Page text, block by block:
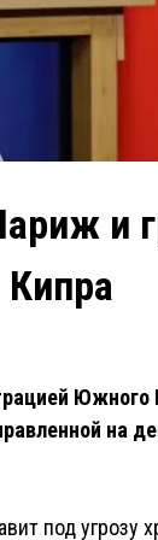
и
Южного
на
под угрозу